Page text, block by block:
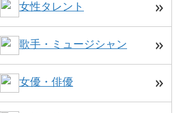
女性タレント
歌手・ミュージシャン
女優・俳優